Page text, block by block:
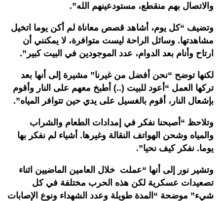
والاتصال بهم منقطع، مستودعينهم الله”.
وتضيف “كل يوم، أشاهد قصص معاناة لم أكن يوما اتخيل
مشاهدتها. وسائل الراحة ليست متوافرة، لا يمكنني أن
ارتاح وأنام بعد الدوام، عدد الموجودين في البيت كبير”.
لكنها توضح “نحن أفضل من غيرنا” مشيرة إلى أنها بعد
تركها العمل “أعود للبيت (..) أطبخ معهم على النار وأقوم
بإشعال النار، أقوم بالغسيل على يدي حين تتوافر المياه”.
وتلاحظ “أصبحنا نفكر في إمدادات الطعام والشراب
والمياه وشحن الهواتف النقالة وغيرها. أشياء لم نفكر بها
يوما. نفكر كيف نحيا”.
وتشير نور إلى أنها “عملت خلال العامين الماضيين اثناء
تصعيدات عسكرية لكن هذه الحرب مختلفة في كل
شيء” موضحة “المدة طويلة وعدد الشهداء ونوع الإصابات